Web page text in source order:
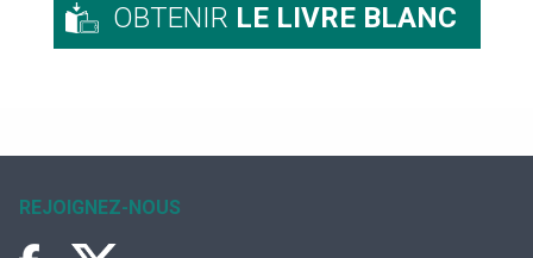
OBTENIR LE LIVRE BLANC
REJOIGNEZ-NOUS